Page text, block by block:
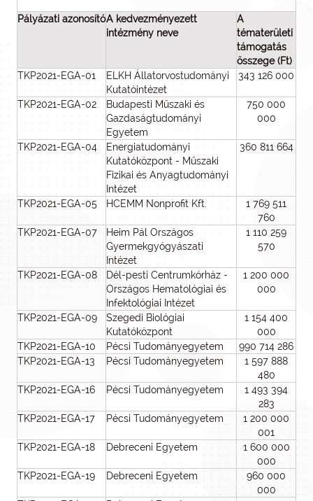
Pályázati azonosítóA kedvezményezett
intézmény neve
A
tématerületi
támogatás
összege (Ft)
TKP2021-EGA-01
ELKH Állatorvostudományi
Kutatóintézet
343 126 000
TKP2021-EGA-02
Budapesti Műszaki és
Gazdaságtudományi
Egyetem
750 000
000
TKP2021-EGA-04
Energiatudományi
Kutatóközpont - Műszaki
Fizikai és Anyagtudományi
Intézet
360 811 664
TKP2021-EGA-05 HCEMM Nonprofit Kft.
1 769 511
760
TKP2021-EGA-07
Heim Pál Országos
Gyermekgyógyászati
Intézet
1 110 259
570
TKP2021-EGA-08
Dél-pesti Centrumkórház -
Országos Hematológiai és
Infektológiai Intézet
1 200 000
000
TKP2021-EGA-09
Szegedi Biológiai
Kutatóközpont
1 154 400
000
TKP2021-EGA-10
Pécsi Tudományegyetem
990 714 286
TKP2021-EGA-13
Pécsi Tudományegyetem
1 597 888
480
TKP2021-EGA-16
Pécsi Tudományegyetem
1 493 394
283
TKP2021-EGA-17
Pécsi Tudományegyetem
1 200 000
001
TKP2021-EGA-18
Debreceni Egyetem
1 600 000
000
TKP2021-EGA-19
Debreceni Egyetem
960 000
000